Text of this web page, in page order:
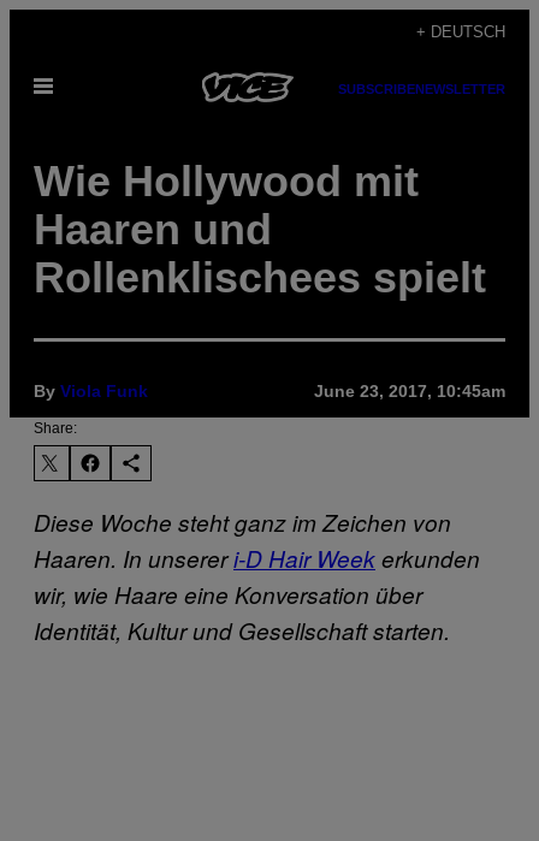
content
+ DEUTSCH
Open
SUBSCRIBENEWSLETTER
Wie Hollywood mit
Haaren und
Rollenklischees spielt
By Viola Funk June 23, 2017, 10:45am
Share:
Diese Woche steht ganz im Zeichen von
Haaren. In unsereri-D Hair Weekerkunden
wir, wie Haare eine Konversation über
Identität, Kultur und Gesellschaft starten.